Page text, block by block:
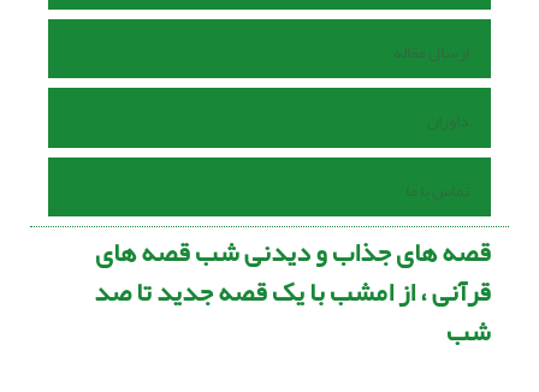
ارسال مقاله
داوران
تماس با ما
قصه های جذاب و دیدنی شب قصه های
قرآنی ، از امشب با یک قصه جدید تا صد
شب